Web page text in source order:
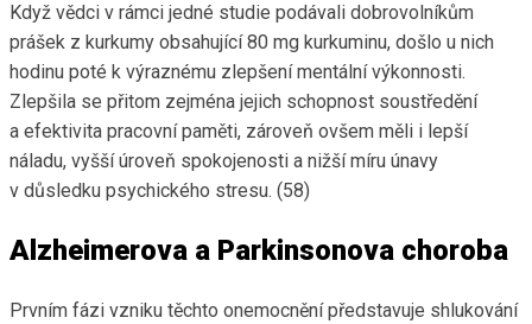
Když vědci v rámci jedné studie podávali dobrovolníkům
prášek z kurkumy obsahující 80 mg kurkuminu, došlo u nich
hodinu poté k výraznému zlepšení mentální výkonnosti.
Zlepšila se přitom zejména jejich schopnost soustředění
a efektivita pracovní paměti, zároveň ovšem měli i lepší
náladu, vyšší úroveň spokojenosti a nižší míru únavy
v důsledku psychického stresu. (58)
Alzheimerova a Parkinsonova choroba
Prvním fázi vzniku těchto onemocnění představuje shlukování